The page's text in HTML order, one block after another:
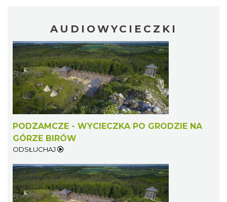
AUDIOWYCIECZKI
PODZAMCZE - WYCIECZKA PO GRODZIE NA
GÓRZE BIRÓW
ODSŁUCHAJ